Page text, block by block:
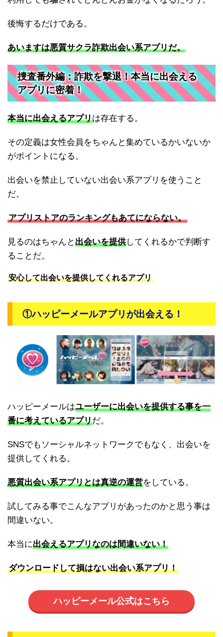
後悔するだけである。
あいますは悪質サクラ詐欺出会い系アプリだ。
捜査番外編：詐欺を撃退！本当に出会える
アプリに密着！
本当に出会えるアプリは存在する。
その定義は女性会員をちゃんと集めているかいないか
がポイントになる。
出会いを禁止していない出会い系アプリを使うこと
だ。
アプリストアのランキングもあてにならない。
見るのはちゃんと出会いを提供してくれるかで判断す
ることだ。
安心して出会いを提供してくれるアプリ
①ハッピーメールアプリが出会える！
ハッピーメールはユーザーに出会いを提供する事を一
番に考えているアプリだ。
SNSでもソーシャルネットワークでもなく、出会いを
提供してくれる。
悪質出会い系アプリとは真逆の運営をしている。
試してみる事でこんなアプリがあったのかと思う事は
間違いない。
本当に出会えるアプリなのは間違いない！
ダウンロードして損はない出会い系アプリ！
ハッピーメール公式はこちら